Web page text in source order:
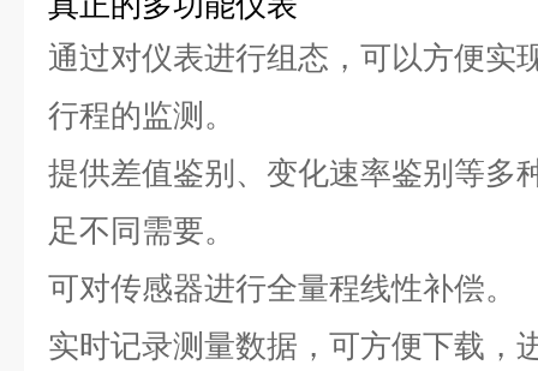
通过对仪表进行组态，可以方便实
行程的监测。
提供差值鉴别、变化速率鉴别等多
足不同需要。
可对传感器进行全量程线性补偿。
实时记录测量数据，可方便下载，